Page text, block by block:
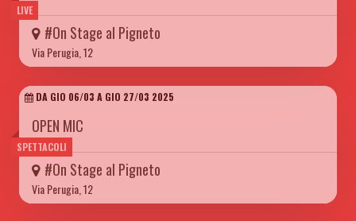
LIVE
#On Stage al Pigneto
Via Perugia, 12
SPETTACOLI
DA GIO 06/03 A GIO 27/03 2025
OPEN MIC
#On Stage al Pigneto
Via Perugia, 12